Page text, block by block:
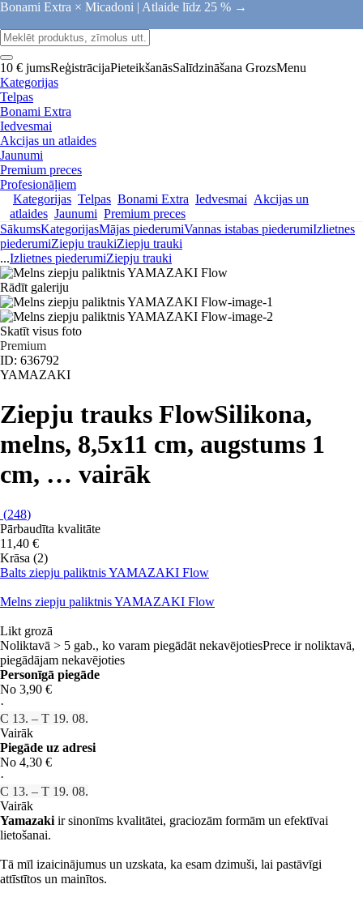
Bonami Extra × Micadoni | Atlaide līdz 25 % →
10 € jumsReģistrācijaPieteikšanāsSalīdzināšana GrozsMenu
Kategorijas
Telpas
Bonami Extra
Iedvesmai
Akcijas un atlaides
Jaunumi
Premium preces
Profesionāļiem
Kategorijas Telpas Bonami Extra Iedvesmai Akcijas un
atlaides Jaunumi Premium preces
SākumsKategorijasMājas piederumiVannas istabas piederumiIzlietnes
piederumiZiepju traukiZiepju trauki
...Izlietnes piederumiZiepju trauki
Rādīt galeriju
Skatīt visus foto
Premium
ID: 636792
YAMAZAKI
Ziepju trauks FlowSilikona,
melns, 8,5x11 cm, augstums 1
cm, … vairāk
(248)
Pārbaudīta kvalitāte
11,40 €
Krāsa (2)
Balts ziepju paliktnis YAMAZAKI Flow
Melns ziepju paliktnis YAMAZAKI Flow
Likt grozā
Noliktavā > 5 gab., ko varam piegādāt nekavējotiesPrece ir noliktavā,
piegādājam nekavējoties
Personīgā piegāde
No 3,90 €
·
C 13. – T 19. 08.
Vairāk
Piegāde uz adresi
No 4,30 €
·
C 13. – T 19. 08.
Vairāk
Yamazaki ir sinonīms kvalitātei, graciozām formām un efektīvai
lietošanai.
Tā mīl izaicinājumus un uzskata, ka esam dzimuši, lai pastāvīgi
attīstītos un mainītos.